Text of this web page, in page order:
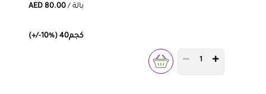
AED 80.00 / بالة
(+/-10%) 40كجم
PRODUCT QUANTITY